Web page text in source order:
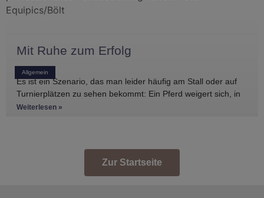
Allgemein
Mit Ruhe zum Erfolg
Es ist ein Szenario, das man leider häufig am Stall oder auf
Turnierplätzen zu sehen bekommt: Ein Pferd weigert sich, in
den Anhänger zu
Weiterlesen »
Zur Startseite